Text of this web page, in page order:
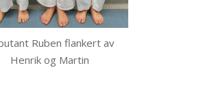
Ruben flankert av
Henrik og Martin